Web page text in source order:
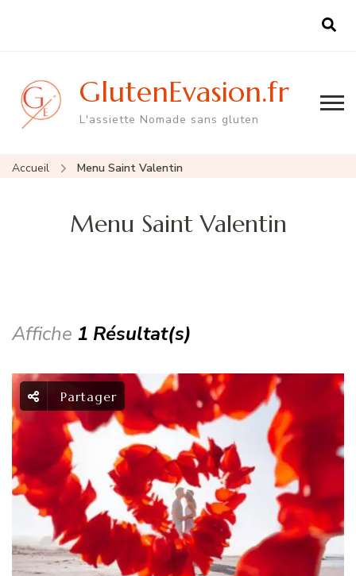
GlutenEvasion.fr
L'assiette Nomade sans gluten
Accueil Menu Saint Valentin
Menu Saint Valentin
Affiche 1 Résultat(s)
Partager